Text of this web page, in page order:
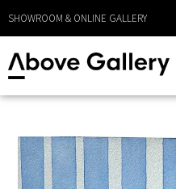
LEVERANS CA 1 - 3 DAGAR